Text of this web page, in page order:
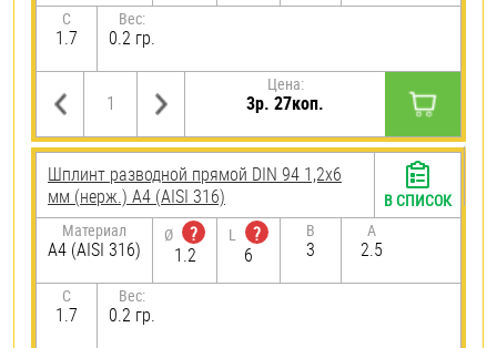
C
1.7
Вес:
0.2 гр.
Цена:
3р. 27коп.
Шплинт разводной прямой DIN 94 1,2х6
мм (нерж.) A4 (AISI 316)
Материал
A4 (AISI 316)
Ø
?
1.2
L
?
6
B
3
A
2.5
C
1.7
Вес:
0.2 гр.
В СПИСОК